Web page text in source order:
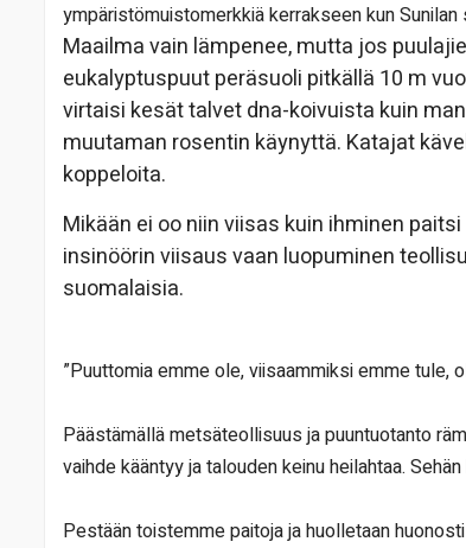
ympäristömuistomerkkiä kerrakseen kun
Maailma vain lämpenee, mutta jos
eukalyptuspuut peräsuoli pitkällä 10 m
virtaisi kesät talvet dna-koivuista kuin
muutaman rosentin käynyttä. Katajat
koppeloita.
Mikään ei oo niin viisas kuin ihminen
insinöörin viisaus vaan luopuminen
suomalaisia.
”Puuttomia emme ole, viisaammiksi emme
Päästämällä metsäteollisuus ja puuntuotanto
vaihde kääntyy ja talouden keinu heilahtaa.
Pestään toistemme paitoja ja huolletaan